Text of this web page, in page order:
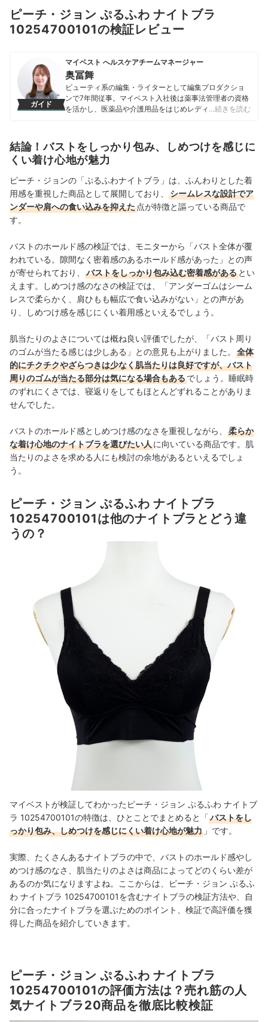
ピーチ・ジョン ぷるふわ ナイトブラ
10254700101の検証レビュー
ガイド
マイベスト へルスケアチームマネージャー
奥冨舞
ビューティ系の編集・ライターとして編集プロダクショ
ンで7年間従事。マイベスト入社後は薬事法管理者の資格
を活かし、医薬品や介護用品をはじめレディースインナ
奥冨舞のプロフィール
…続きを読む
結論！バストをしっかり包み、しめつけを感じに
くい着け心地が魅力
ピーチ・ジョンの「ぷるふわナイトブラ」は、ふんわりとした着
用感を重視した商品として展開しており、
シームレスな設計でア
ンダーや肩への食い込みを抑えた 点が特徴と謳っている商品で
す。
バストのホールド感の検証では、モニターから「バスト全体が覆
われている。隙間なく密着感のあるホールド感があった」との声
が寄せられており、
バストをしっかり包み込む密着感がある とい
えます。しめつけ感のなさの検証では、「アンダーゴムはシーム
レスで柔らかく、肩ひもも幅広で食い込みがない」との声があ
り、しめつけ感を感じにくい着用感といえるでしょう。
肌当たりのよさについては概ね良い評価でしたが、「バスト周り
のゴムが当たる感じは少しある」との意見も上がりました。
全体
的にチクチクやざらつきは少なく肌当たりは良好ですが、バスト
周りのゴムが当たる部分は気になる場合もあるでしょう。睡眠時
のずれにくさでは、寝返りをしてもほとんどずれることがありま
せんでした。
バストのホールド感としめつけ感のなさを重視しながら、
柔らか
な着け心地のナイトブラを選びたい人に向いている商品です。肌
当たりのよさを求める人にも検討の余地があるといえるでしょ
う。
ピーチ・ジョン ぷるふわ ナイトブラ
10254700101は他のナイトブラとどう違
うの？
マイベストが検証してわかったピーチ・ジョン ぷるふわ ナイトブ
ラ 10254700101の特徴は、ひとことでまとめると「バストをし
っかり包み、しめつけを感じにくい着け心地が魅力 」です。
実際、たくさんあるナイトブラの中で、バストのホールド感やし
めつけ感のなさ、肌当たりのよさは商品によってどのくらい差が
あるのか気になりますよね。ここからは、ピーチ・ジョン ぷるふ
わ ナイトブラ 10254700101を含むナイトブラの検証方法や、自
分に合ったナイトブラを選ぶためのポイント、検証で高評価を獲
得した商品を紹介していきます。
ピーチ・ジョン ぷるふわ ナイトブラ
10254700101の評価方法は？売れ筋の人
気ナイトブラ20商品を徹底比較検証